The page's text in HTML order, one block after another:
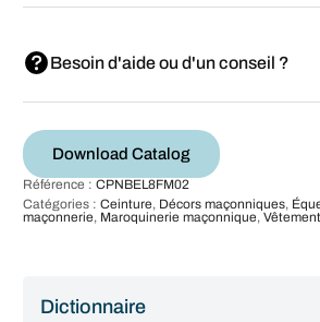
Besoin d'aide ou d'un conseil ?
Download Catalog
Référence : CPNBEL8FM02
Catégories : Ceinture, Décors maçonniques,
maçonnerie, Maroquinerie maçonnique,
Dictionnaire